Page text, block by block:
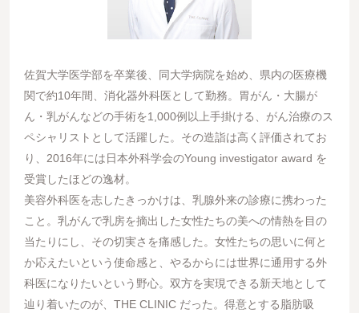
佐賀大学医学部を卒業後、同大学病院を始め、県内の医療機
関で約10年間、消化器外科医として勤務。胃がん・大腸が
ん・乳がんなどの手術を1,000例以上手掛ける、がん治療のス
ペシャリストとして活躍した。その造詣は高く評価されてお
り、2016年には日本外科学会のYoung investigator award を
受賞したほどの逸材。
美容外科医を志したきっかけは、乳腺外来の診療に携わった
こと。乳がんで乳房を摘出した女性たちの美への情熱を目の
当たりにし、その切実さを痛感した。女性たちの思いに何と
か応えたいという使命感と、やるからには世界に通用する外
科医になりたいという野心。双方を実現できる新天地として
辿り着いたのが、THE CLINIC だった。得意とする脂肪吸